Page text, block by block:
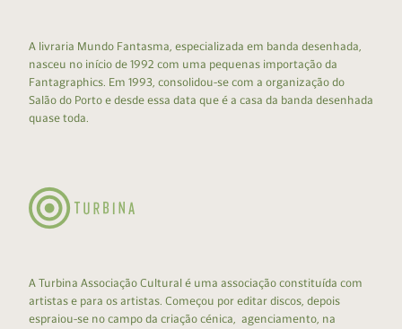
A livraria Mundo Fantasma, especializada em banda desenhada,
nasceu no início de 1992 com uma pequenas importação da
Fantagraphics. Em 1993, consolidou-se com a organização do
Salão do Porto e desde essa data que é a casa da banda desenhada
quase toda.
A Turbina Associação Cultural é uma associação constituída com
artistas e para os artistas. Começou por editar discos, depois
espraiou-se no campo da criação cénica, agenciamento, na